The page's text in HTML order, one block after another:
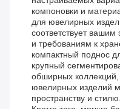
компоновки и
для ювелирных
соответствует вашим
и требованиям к
компактный поднос
крупный
обширных
ювелирных изделий
пространству и стилю.